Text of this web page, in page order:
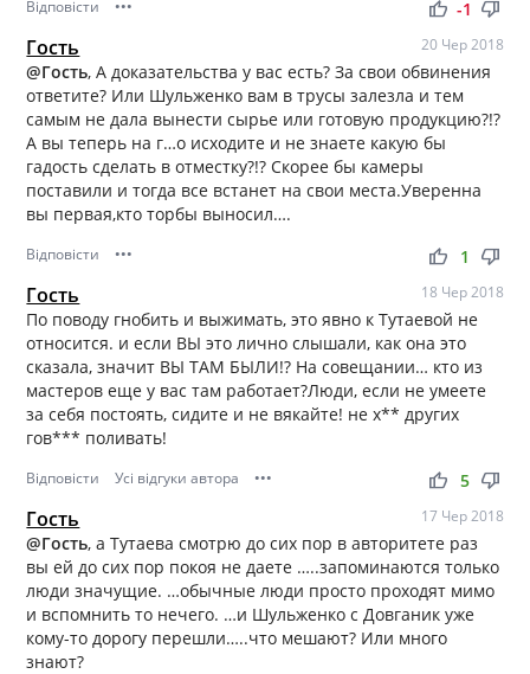
Відповісти ••• thumb_up thumb_down
-1
Гость 20 Чер 2018
@Гость, А доказательства у вас есть? За свои обвинения
ответите? Или Шульженко вам в трусы залезла и тем
самым не дала вынести сырье или готовую продукцию?!?
А вы теперь на г…о исходите и не знаете какую бы
гадость сделать в отместку?!? Скорее бы камеры
поставили и тогда все встанет на свои места.Уверенна
вы первая,кто торбы выносил….
Відповісти ••• thumb_up thumb_down
1
Гость 18 Чер 2018
По поводу гнобить и выжимать, это явно к Тутаевой не
относится. и если ВЫ это лично слышали, как она это
сказала, значит ВЫ ТАМ БЫЛИ!? На совещании… кто из
мастеров еще у вас там работает?Люди, если не умеете
за себя постоять, сидите и не вякайте! не х** других
гов*** поливать!
Відповісти Усі відгуки автора ••• thumb_up thumb_down
5
Гость 17 Чер 2018
@Гость, а Тутаева смотрю до сих пор в авторитете раз
вы ей до сих пор покоя не даете …..запоминаются только
люди значущие. …обычные люди просто проходят мимо
и вспомнить то нечего. …и Шульженко с Довганик уже
кому-то дорогу перешли…..что мешают? Или много
знают?